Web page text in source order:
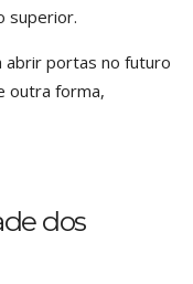
superior.
abrir portas no futuro
outra forma,
dos